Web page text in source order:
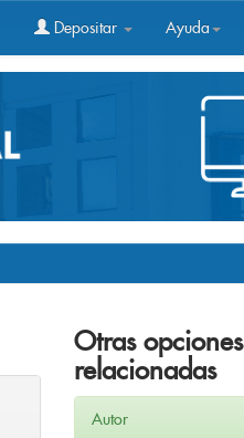
Depositar Ayuda
Otras opciones
relacionadas
Autor